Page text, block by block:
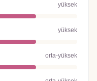
yüksek
yüksek
orta-yüksek